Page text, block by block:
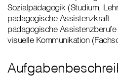
Sozialpädagogik (Studium,
pädagogische Assistenzkraft
pädagogische
visuelle Kommunikation